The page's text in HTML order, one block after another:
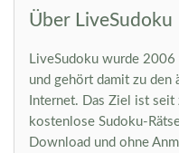
Über LiveSudoku
LiveSudoku wurde 2006
und gehört damit zu den
Internet. Das Ziel ist seit
kostenlose Sudoku-
Download und ohne